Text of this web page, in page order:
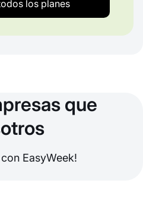
los planes
que
EasyWeek!